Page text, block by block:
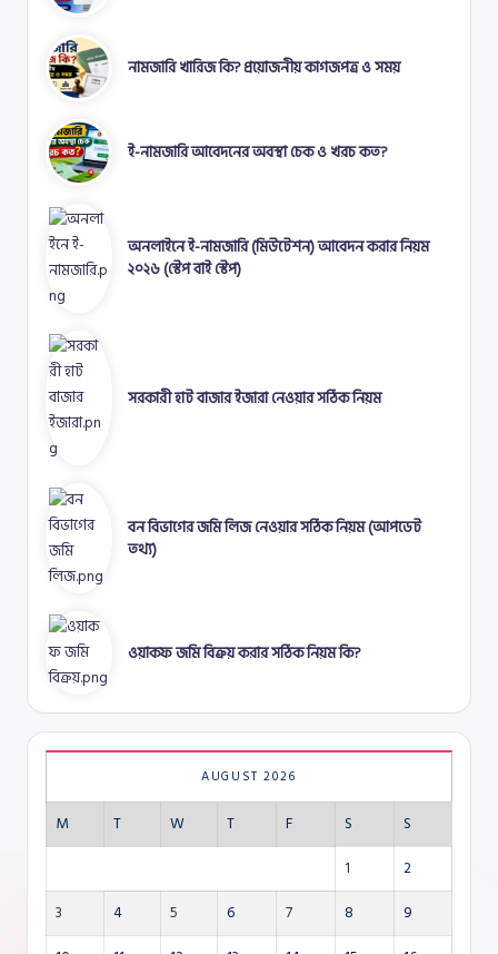
নামজারি খারিজ কি? প্রয়োজনীয় কাগজপত্র ও সময়
ই-নামজারি আবেদনের অবস্থা চেক ও খরচ কত?
অনলাইনে ই-নামজারি (মিউটেশন) আবেদন করার নিয়ম
২০২৬ (স্টেপ বাই স্টেপ)
সরকারী হাট বাজার ইজারা নেওয়ার সঠিক নিয়ম
বন বিভাগের জমি লিজ নেওয়ার সঠিক নিয়ম (আপডেট
তথ্য)
ওয়াকফ জমি বিক্রয় করার সঠিক নিয়ম কি?
AUGUST 2026
M T W T F S
S
1
2
3
4 5 6 7 8
9